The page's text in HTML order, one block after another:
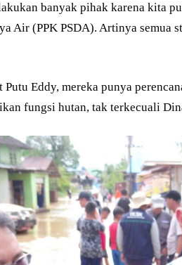
banyak pihak karena kita
Air (PPK PSDA). Artinya semua
Eddy, mereka punya
fungsi hutan, tak terkecuali